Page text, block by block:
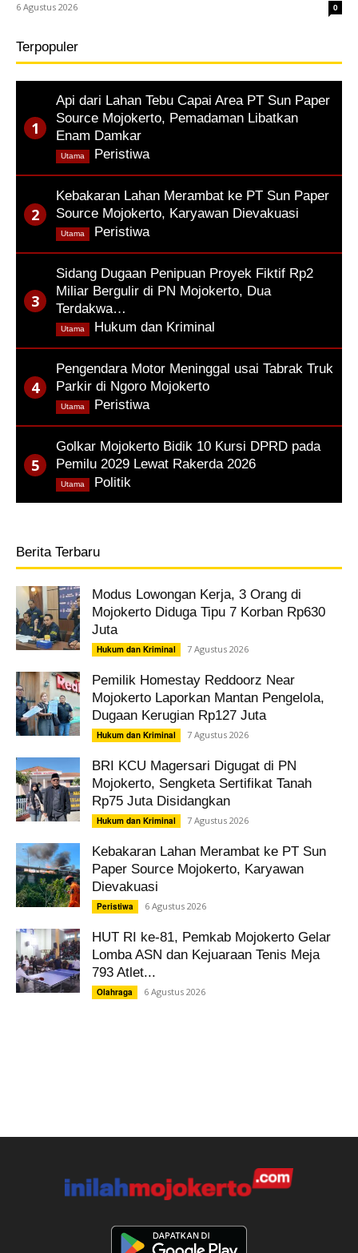
6 Agustus 2026 0
Terpopuler
Api dari Lahan Tebu Capai Area PT Sun Paper
Source Mojokerto, Pemadaman Libatkan
Enam Damkar
Peristiwa,
Utama
Kebakaran Lahan Merambat ke PT Sun Paper
Source Mojokerto, Karyawan Dievakuasi
Peristiwa,
Utama
Sidang Dugaan Penipuan Proyek Fiktif Rp2
Miliar Bergulir di PN Mojokerto, Dua
Terdakwa…
Hukum dan Kriminal
Utama
Pengendara Motor Meninggal usai Tabrak Truk
Parkir di Ngoro Mojokerto
Peristiwa,
Utama
Golkar Mojokerto Bidik 10 Kursi DPRD pada
Pemilu 2029 Lewat Rakerda 2026
Politik
Utama
Berita Terbaru
Modus Lowongan Kerja, 3 Orang di
Mojokerto Diduga Tipu 7 Korban Rp630
Juta
Hukum dan Kriminal 7 Agustus 2026
Pemilik Homestay Reddoorz Near
Mojokerto Laporkan Mantan Pengelola,
Dugaan Kerugian Rp127 Juta
Hukum dan Kriminal 7 Agustus 2026
BRI KCU Magersari Digugat di PN
Mojokerto, Sengketa Sertifikat Tanah
Rp75 Juta Disidangkan
Hukum dan Kriminal 7 Agustus 2026
Kebakaran Lahan Merambat ke PT Sun
Paper Source Mojokerto, Karyawan
Dievakuasi
Peristiwa 6 Agustus 2026
HUT RI ke-81, Pemkab Mojokerto Gelar
Lomba ASN dan Kejuaraan Tenis Meja
793 Atlet...
Olahraga 6 Agustus 2026